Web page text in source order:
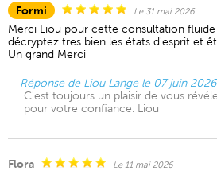
Formi Le 31 mai 2026
Merci Liou pour cette consultation
décryptez tres bien les états d'esprit et
Un grand Merci
Réponse de Liou Lange le 07 juin 2026
C'est toujours un plaisir de vous
pour votre confiance. Liou
Flora Le 11 mai 2026